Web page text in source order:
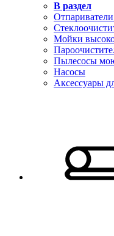
В раздел
Мойки
Пылесосы
Насосы
Аксессуары